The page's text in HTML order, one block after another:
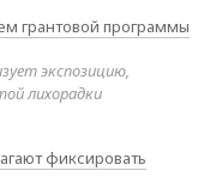
грантовой программы
экспозицию,
лихорадки
фиксировать